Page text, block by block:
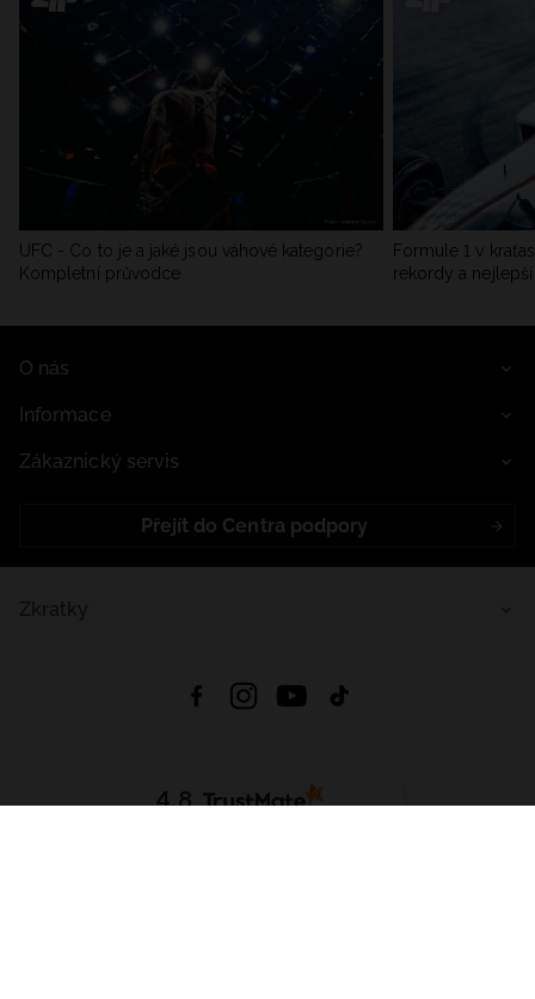
UFC - Co to je a jaké jsou váhové kategorie?
Kompletní průvodce
Formule 1 v
rekordy a
O nás
Informace
Zákaznický servis
Přejít do Centra podpory
4.8